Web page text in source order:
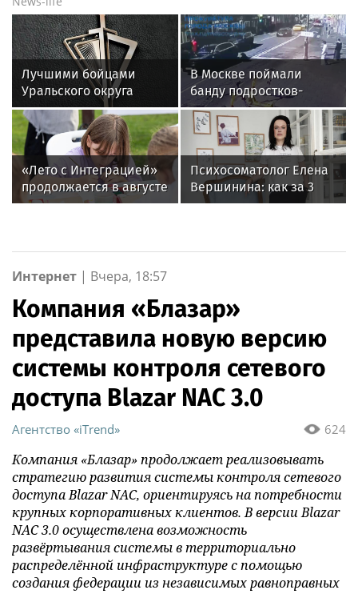
Лучшими бойцами
Уральского округа
Росгвардии стали
военнослужащие
озерского соединения
по охране важных
государственных
объектов
В Москве поймали
банду подростков-
автоподставщиков
«Лето с Интеграцией»
продолжается в августе
— заключительный
Психосоматолог Елена
Вершинина: как за 3
минуты вернуть себе
Интернет | Вчера, 18:57
Компания «Блазар»
представила новую версию
системы контроля сетевого
доступа Blazar NAC 3.0
624
Агентство «iTrend»
Компания «Блазар» продолжает реализовывать
стратегию развития системы контроля сетевого
доступа Blazar NAC, ориентируясь на потребности
крупных корпоративных клиентов. В версии Blazar
NAC 3.0 осуществлена возможность
развёртывания системы в территориально
распределённой инфраструктуре с помощью
создания федерации из независимых равноправных